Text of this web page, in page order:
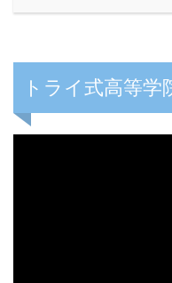
トライ式高等学